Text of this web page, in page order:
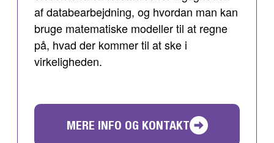
af databearbejdning, og hvordan man kan
bruge matematiske modeller til at regne
på, hvad der kommer til at ske i
virkeligheden.
MERE INFO OG KONTAKT